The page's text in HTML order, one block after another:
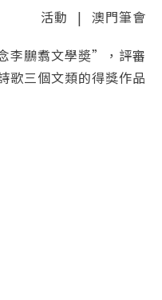
活動 | 澳門筆會
李鵬翥文學奬”，評審
歌三個文類的得獎作品